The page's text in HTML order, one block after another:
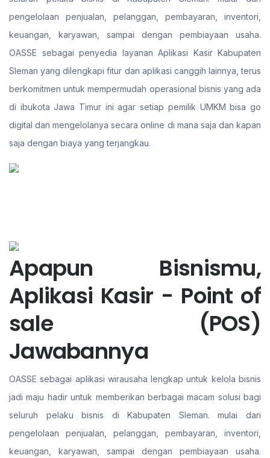
pengelolaan penjualan, pelanggan, pembayaran, inventori,
keuangan, karyawan, sampai dengan pembiayaan usaha.
OASSE sebagai penyedia layanan Aplikasi Kasir Kabupaten
Sleman yang dilengkapi fitur dan aplikasi canggih lainnya, terus
berkomitmen untuk mempermudah operasional bisnis yang ada
di ibukota Jawa Timur ini agar setiap pemilik UMKM bisa go
digital dan mengelolanya secara online di mana saja dan kapan
saja dengan biaya yang terjangkau.
Apapun Bisnismu,
Aplikasi Kasir - Point of
sale (POS)
Jawabannya
OASSE sebagai aplikasi wirausaha lengkap untuk kelola bisnis
jadi maju hadir untuk memberikan berbagai macam solusi bagi
seluruh pelaku bisnis di Kabupaten Sleman. mulai dari
pengelolaan penjualan, pelanggan, pembayaran, inventori,
keuangan, karyawan, sampai dengan pembiayaan usaha.